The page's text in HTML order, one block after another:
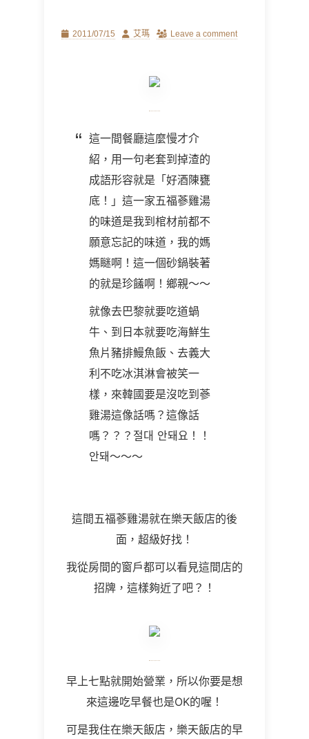
Posted2011/07/15 Author
艾瑪 Leave a comment
這一間餐廳這麼慢才介
紹，用一句老套到掉渣的
成語形容就是「好酒陳甕
底！」這一家五福蔘雞湯
的味道是我到棺材前都不
願意忘記的味道，我的媽
媽瞇啊！這一個砂鍋裝著
的就是珍饈啊！鄉親～～
就像去巴黎就要吃道蝸
牛、到日本就要吃海鮮生
魚片豬排鰻魚飯、去義大
利不吃冰淇淋會被笑一
樣，來韓國要是沒吃到蔘
雞湯這像話嗎？這像話
嗎？？？절대 안돼요！！
안돼～～～
這間五福蔘雞湯就在樂天飯店的後
面，超級好找！
我從房間的窗戶都可以看見這間店的
招牌，這樣夠近了吧？！
早上七點就開始營業，所以你要是想
來這邊吃早餐也是OK的喔！
可是我住在樂天飯店，樂天飯店的早